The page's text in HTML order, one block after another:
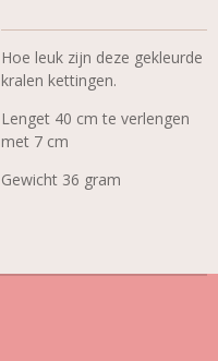
Hoe leuk zijn deze gekleurde
kralen kettingen.
Lenget 40 cm te verlengen
met 7 cm
Gewicht 36 gram